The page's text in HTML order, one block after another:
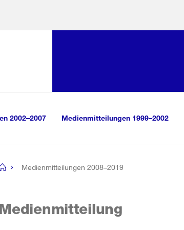
2002–2007 Medienmitteilungen 1999–2002
Medienmitteilungen 2008–2019